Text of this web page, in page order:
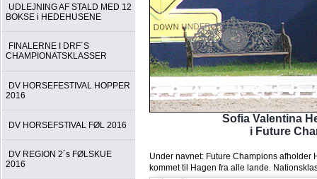
UDLEJNING AF STALD MED 12
BOKSE i HEDEHUSENE
FINALERNE I DRF´S
CHAMPIONATSKLASSER
DV HORSEFESTIVAL HOPPER
2016
DV HORSEFSTIVAL FØL 2016
DV REGION 2´s FØLSKUE
2016
Sofia Valentina
i Future
Under navnet: Future Champions
kommet til Hagen fra alle lande.